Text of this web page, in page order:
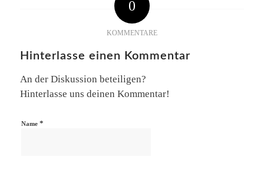
0
KOMMENTARE
Hinterlasse einen Kommentar
An der Diskussion beteiligen?
Hinterlasse uns deinen Kommentar!
Name *